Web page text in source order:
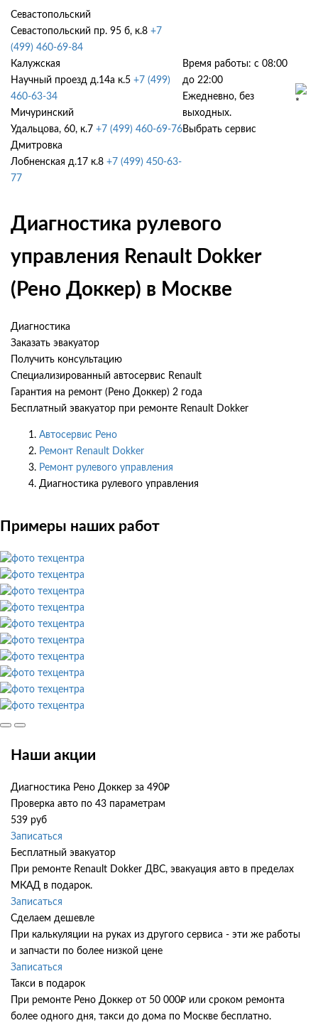
Севастопольский
Севастопольский пр. 95 б, к.8 +7
(499) 460-69-84
Калужская
Научный проезд д.14а к.5 +7 (499)
460-63-34
Мичуринский
Удальцова, 60, к.7 +7 (499) 460-69-76
Дмитровка
Лобненская д.17 к.8 +7 (499) 450-63-
77
Время работы: с 08:00
до 22:00
Ежедневно, без
выходных.
Выбрать сервис
Диагностика рулевого
управления Renault Dokker
(Рено Доккер) в Москве
Диагностика
Заказать эвакуатор
Получить консультацию
Специализированный автосервис Renault
Гарантия на ремонт (Рено Доккер) 2 года
Бесплатный эвакуатор при ремонте Renault Dokker
Автосервис Рено
Ремонт Renault Dokker
Ремонт рулевого управления
Диагностика рулевого управления
Примеры наших работ
Наши акции
Диагностика Рено Доккер за 490₽
Проверка авто по 43 параметрам
539 руб
Записаться
Бесплатный эвакуатор
При ремонте Renault Dokker ДВС, эвакуация авто в пределах
МКАД в подарок.
Записаться
Сделаем дешевле
При калькуляции на руках из другого сервиса - эти же работы
и запчасти по более низкой цене
Записаться
Такси в подарок
При ремонте Рено Доккер от 50 000₽ или сроком ремонта
более одного дня, такси до дома по Москве бесплатно.